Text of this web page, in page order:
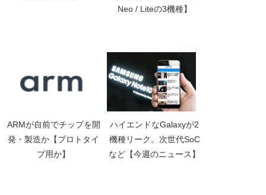
Neo / Liteの3機種】
ARMが自前でチップを開
発・製造か【プロトタイ
プ用か】
ハイエンドなGalaxyが2
機種リーク。次世代SoC
など【今週のニュース】